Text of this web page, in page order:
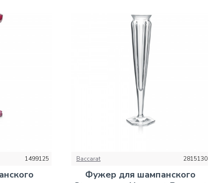
1499125 Baccarat 2815130
Фужер для шампанского